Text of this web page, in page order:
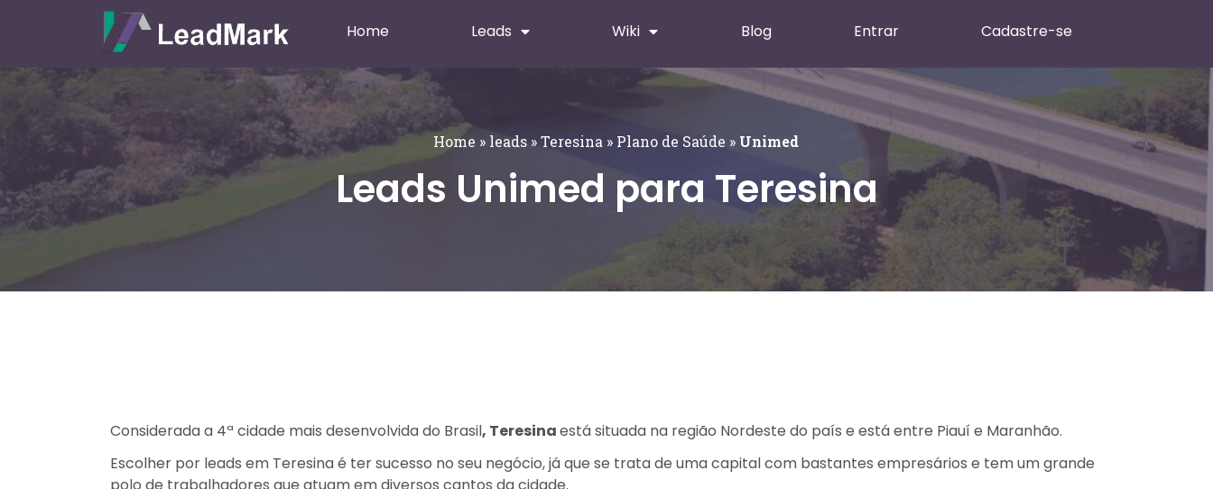
Home Leads Wiki Blog Entrar Cadastre-se
Home » leads»Teresina » Plano de Saúde » Unimed
Leads Unimed para Teresina
Considerada a 4ª cidade mais desenvolvida do Brasil, Teresinaestá situada na região Nordeste do país e está entre Piauí e Maranhão.
Escolher por leads em Teresina é ter sucesso no seu negócio, já que se trata de uma capital com bastantes empresários e tem um grande